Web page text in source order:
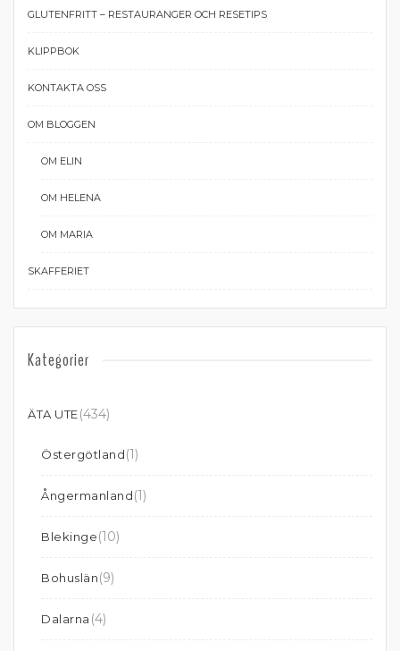
GLUTENFRITT – RESTAURANGER OCH RESETIPS
KLIPPBOK
KONTAKTA OSS
OM BLOGGEN
OM ELIN
OM HELENA
OM MARIA
SKAFFERIET
Kategorier
ÄTA UTE(434)
Östergötland(1)
Ångermanland(1)
Blekinge(10)
Bohuslän(9)
Dalarna (4)